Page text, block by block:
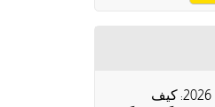
صالات الانتظار لعام 2026: كيف